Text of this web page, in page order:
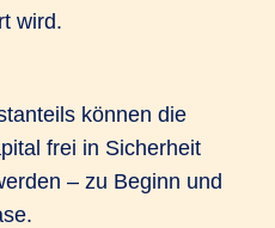
wird.
können die
frei in Sicherheit
– zu Beginn und